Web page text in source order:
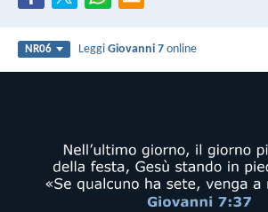
NR06 LeggiGiovanni 7 online